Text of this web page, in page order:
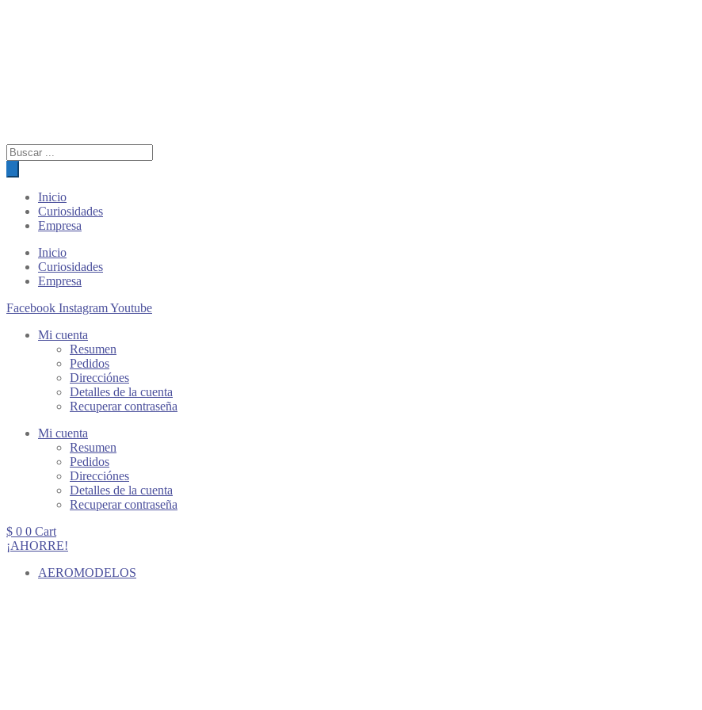
Búsqueda
de
productos
Inicio
Curiosidades
Empresa
Inicio
Curiosidades
Empresa
Facebook InstagramYoutube
Mi cuenta
Resumen
Pedidos
Direcciónes
Detalles de la cuenta
Recuperar contraseña
Mi cuenta
Resumen
Pedidos
Direcciónes
Detalles de la cuenta
Recuperar contraseña
$ 0 0 Cart
¡AHORRE!
AEROMODELOS